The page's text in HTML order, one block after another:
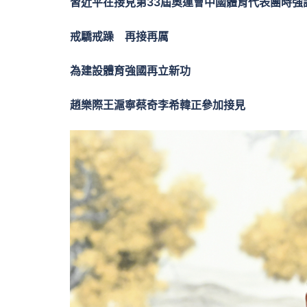
戒驕戒躁 再接再厲
為建設體育強國再立新功
趙樂際王滬寧蔡奇李希韓正參加接見